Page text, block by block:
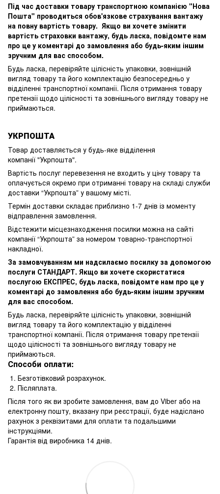
Під час доставки товару транспортною компанією "Нова
Пошта" проводиться обов'язкове страхування вантажу
на повну вартість товару. Якщо ви хочете змінити
вартість страховки вантажу, будь ласка, повідомте нам
про це у коментарі до замовлення або будь-яким іншим
зручним для вас способом.
Будь ласка, перевіряйте цілісність упаковки, зовнішній
вигляд товару та його комплектацію безпосередньо у
відділенні транспортної компанії. Після отримання товару
претензії щодо цілісності та зовнішнього вигляду товару не
приймаються.
УКРПОШТА
Товар доставляється у будь-яке відділення
компанії "Укрпошта".
Вартість послуг перевезення не входить у ціну товару та
оплачується окремо при отриманні товару на складі служби
доставки “Укрпошта” у вашому місті.
Термін доставки складає приблизно 1-7 днів із моменту
відправлення замовлення.
Відстежити місцезнаходження посилки можна на сайті
компанії “Укрпошта” за номером товарно-транспортної
накладної.
За замовчуванням ми надсилаємо посилку за допомогою
послуги СТАНДАРТ. Якщо ви хочете скористатися
послугою ЕКСПРЕС, будь ласка, повідомте нам про це у
коментарі до замовлення або будь-яким іншим зручним
для вас способом.
Будь ласка, перевіряйте цілісність упаковки, зовнішній
вигляд товару та його комплектацію у відділенні
транспортної компанії. Після отримання товару претензії
щодо цілісності та зовнішнього вигляду товару не
приймаються.
Способи оплати:
1. Безготівковий розрахунок.
2. Післяплата.
Після того як ви зробите замовлення, вам до Viber або на
електронну пошту, вказану при реєстрації, буде надіслано
рахунок з реквізитами для оплати та подальшими
інструкціями.
Гарантія від виробника 14 днів.